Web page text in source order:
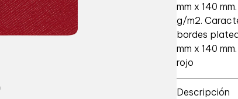
mm x 140
g/m2.
bordes
mm x 140
rojo
Descripción